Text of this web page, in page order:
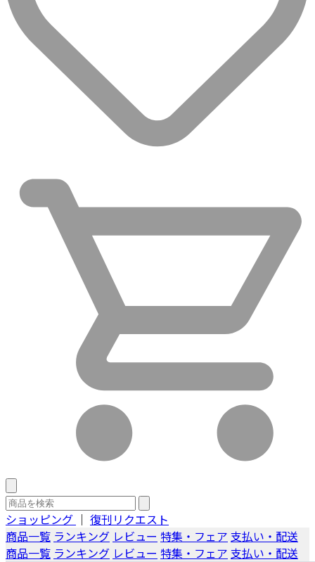
ショッピング ｜ 復刊リクエスト
商品一覧 ランキング レビュー 特集・フェア 支払い・配送
商品一覧 ランキング レビュー 特集・フェア 支払い・配送